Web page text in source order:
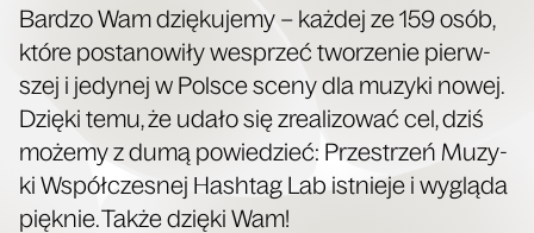
Bar­dzo Wam dzię­ku­je­my − każ­dej ze 159 osób,
któ­re posta­no­wi­ły wes­przeć two­rze­nie pierw­
szej i jedy­nej w Pol­sce sce­ny dla muzy­ki nowej.
Dzię­ki temu, że uda­ło się zre­ali­zo­wać cel, dziś
może­my z dumą powie­dzieć: Prze­strzeń Muzy­
ki Współ­cze­snej Hash­tag Lab ist­nie­je i wyglą­da
pięk­nie. Tak­że dzię­ki Wam!